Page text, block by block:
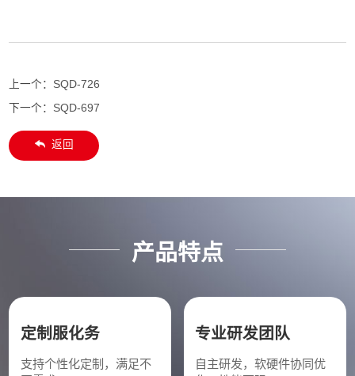
上一个： SQD-726
下一个： SQD-697
返回
产品特点
定制服化务
支持个性化定制，满足不
专业研发团队
自主研发，软硬件协同优